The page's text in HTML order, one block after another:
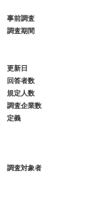
事前調査
調査期間
更新日
回答者数
規定人数
調査企業数
定義
調査対象者